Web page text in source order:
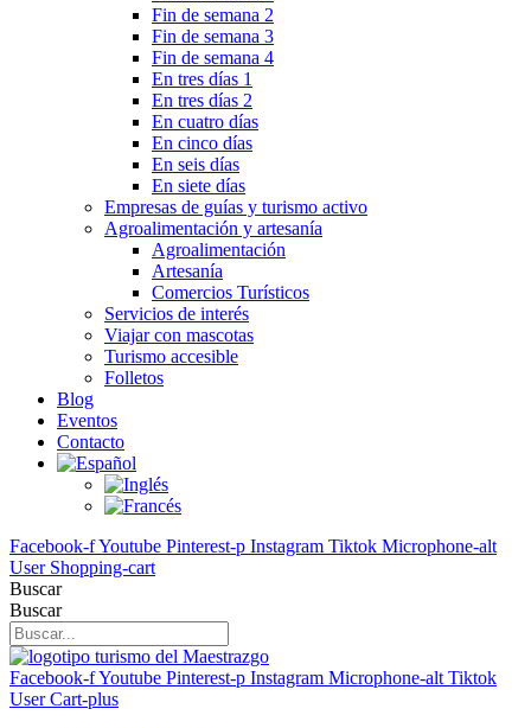
Fin de semana 2
Fin de semana 3
Fin de semana 4
En tres días 1
En tres días 2
En cuatro días
En cinco días
En seis días
En siete días
Empresas de guías y turismo activo
Agroalimentación y artesanía
Agroalimentación
Artesanía
Comercios Turísticos
Servicios de interés
Viajar con mascotas
Turismo accesible
Folletos
Blog
Eventos
Contacto
Facebook-fYoutube Pinterest-p Instagram Tiktok Microphone-alt
User Shopping-cart
Buscar
Buscar
Facebook-fYoutube Pinterest-p Instagram Microphone-alt Tiktok
User Cart-plus